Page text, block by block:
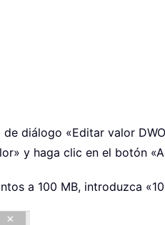
diálogo «Editar valor
y haga clic en el botón
a 100 MB, introduzca